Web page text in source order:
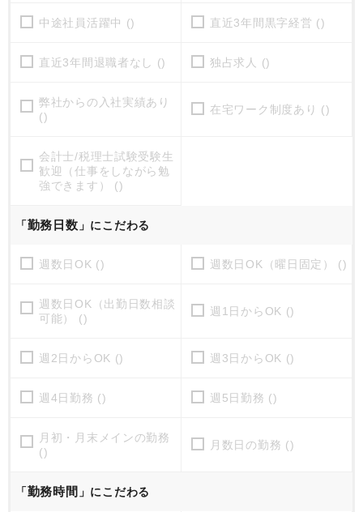
中途社員活躍中 () 直近3年間黒字経営 ()
直近3年間退職者なし () 独占求人 ()
弊社からの入社実績あり
()
在宅ワーク制度あり ()
会計士/税理士試験受験生
歓迎（仕事をしながら勉
強できます） ()
「勤務日数 」にこだわる
週数日OK () 週数日OK（曜日固定） ()
週数日OK（出勤日数相談
可能） ()
週1日からOK ()
週2日からOK () 週3日からOK ()
週4日勤務 () 週5日勤務 ()
月初・月末メインの勤務
()
月数日の勤務 ()
「勤務時間 」にこだわる